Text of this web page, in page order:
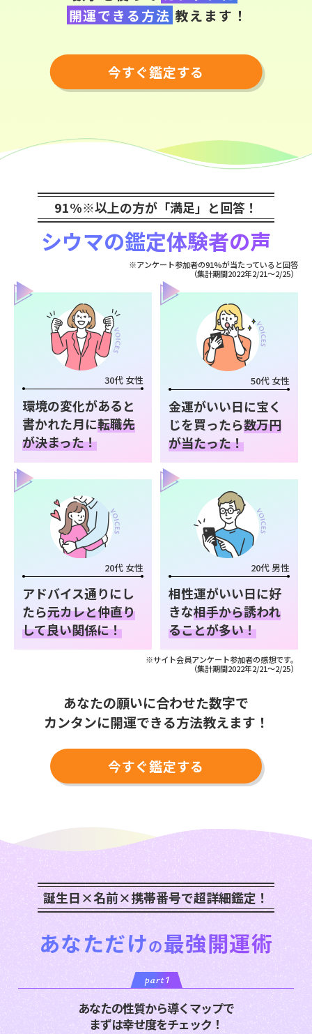
開運できる方法 教えます！
今すぐ鑑定する
91%※以上の方が「満足」と回答！
シウマの鑑定体験者の声
※アンケート参加者の91%が当たっていると回答
（集計期間2022年2/21～2/25）
30代 女性
環境の変化があると
書かれた月に転職先
が決まった！
50代 女性
金運がいい日に宝く
じを買ったら数万円
が当たった！
20代 女性
アドバイス通りにし
たら元カレと仲直り
して良い関係に！
20代 男性
相性運がいい日に好
きな相手から誘われ
ることが多い！
※サイト会員アンケート参加者の感想です。
（集計期間2022年2/21～2/25）
あなたの願いに合わせた数字で
カンタンに開運できる方法教えます！
今すぐ鑑定する
誕生日×名前×携帯番号で超詳細鑑定！
あなただけの最強開運術
あなたの性質から導くマップで
まずは幸せ度をチェック！